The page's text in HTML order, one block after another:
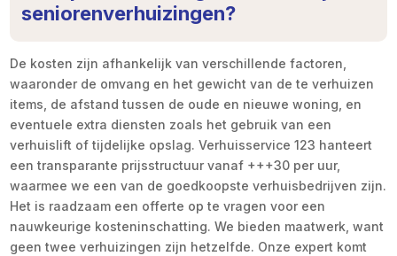
seniorenverhuizingen?
De kosten zijn afhankelijk van verschillende factoren,
waaronder de omvang en het gewicht van de te verhuizen
items, de afstand tussen de oude en nieuwe woning, en
eventuele extra diensten zoals het gebruik van een
verhuislift of tijdelijke opslag. Verhuisservice 123 hanteert
een transparante prijsstructuur vanaf +++30 per uur,
waarmee we een van de goedkoopste verhuisbedrijven zijn.
Het is raadzaam een offerte op te vragen voor een
nauwkeurige kosteninschatting. We bieden maatwerk, want
geen twee verhuizingen zijn hetzelfde. Onze expert komt